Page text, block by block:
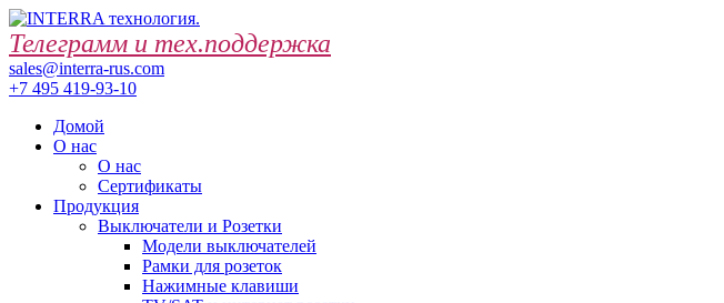
Телеграмм и тех.поддержка
sales@interra-rus.com
+7 495 419-93-10
Домой
О нас
О нас
Сертификаты
Продукция
Выключатели и Розетки
Модели выключателей
Рамки для розеток
Нажимные клавиши